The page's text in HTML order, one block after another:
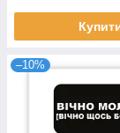
–10%